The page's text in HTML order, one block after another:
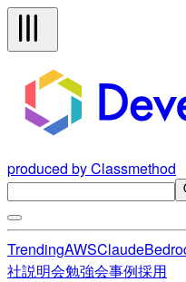
produced by Classmethod
TrendingAWSClaude
社説明会勉強会事例採用